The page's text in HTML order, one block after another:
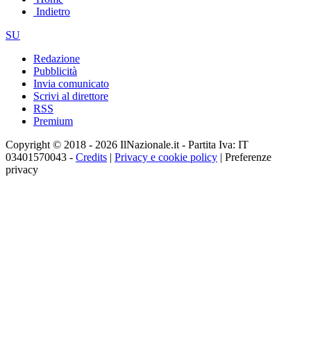
Indietro
SU
Redazione
Pubblicità
Invia comunicato
Scrivi al direttore
RSS
Premium
Copyright © 2018 - 2026 IlNazionale.it - Partita Iva: IT
03401570043 - Credits | Privacy e cookie policy | Preferenze
privacy